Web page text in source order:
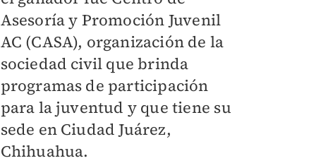
Asesoría y Promoción Juvenil
AC (CASA), organización de la
sociedad civil que brinda
programas de participación
para la juventud y que tiene su
sede en Ciudad Juárez,
Chihuahua.